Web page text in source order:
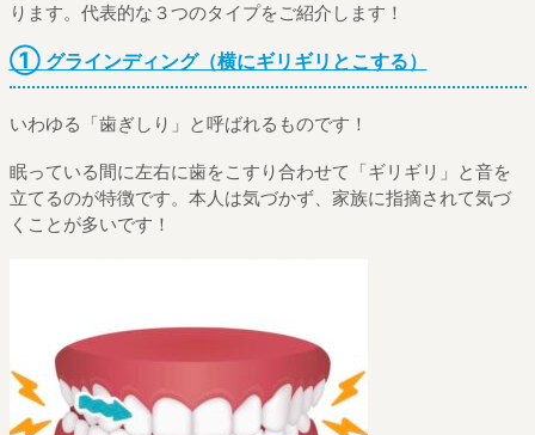
ります。代表的な３つのタイプをご紹介します！
① グラインディング（横にギリギリとこする）
いわゆる「歯ぎしり」と呼ばれるものです！
眠っている間に左右に歯をこすり合わせて「ギリギリ」と音を
立てるのが特徴です。本人は気づかず、家族に指摘されて気づ
くことが多いです！